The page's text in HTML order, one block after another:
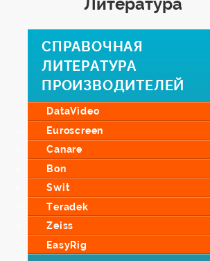
СПРАВОЧНАЯ
ЛИТЕРАТУРА
ПРОИЗВОДИТЕЛЕЙ
DataVideo
Euroscreen
Canare
Bon
Swit
Teradek
Zeiss
EasyRig